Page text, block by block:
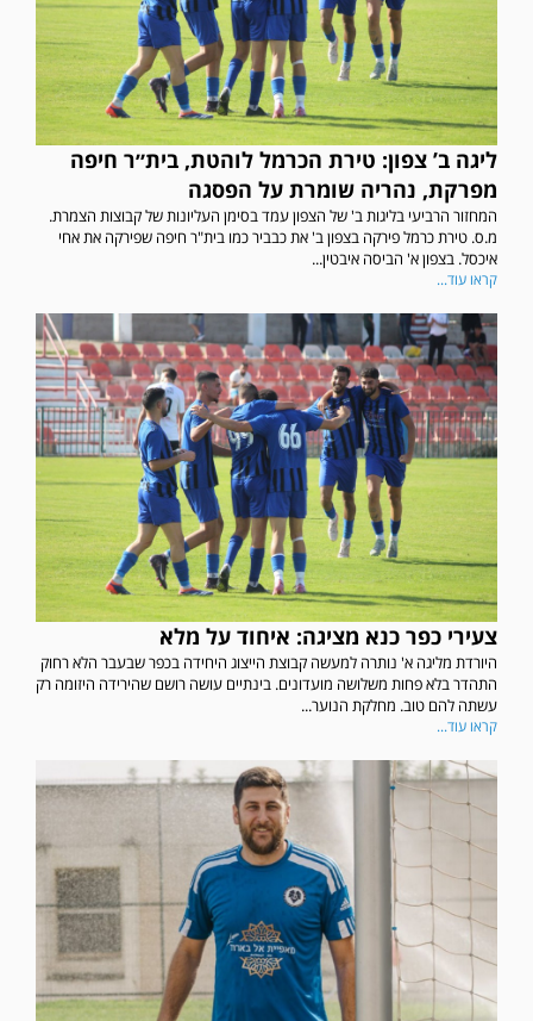
ליגה ב’ צפון: טירת הכרמל לוהטת, בית״ר חיפה
מפרקת, נהריה שומרת על הפסגה
המחזור הרביעי בליגות ב' של הצפון עמד בסימן העליונות של קבוצות הצמרת.
מ.ס. טירת כרמל פירקה בצפון ב' את כבביר כמו בית"ר חיפה שפירקה את אחי
איכסל. בצפון א' הביסה איבטין...
קראו עוד...
צעירי כפר כנא מציגה: איחוד על מלא
היורדת מליגה א' נותרה למעשה קבוצת הייצוג היחידה בכפר שבעבר הלא רחוק
התהדר בלא פחות משלושה מועדונים. בינתיים עושה רושם שהירידה היזומה רק
עשתה להם טוב. מחלקת הנוער...
קראו עוד...